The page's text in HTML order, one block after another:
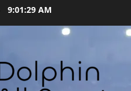
9:01:31 AM